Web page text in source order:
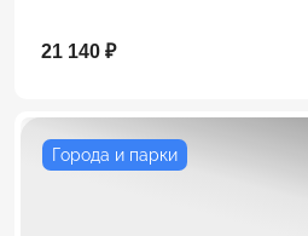
21 140 ₽
Города и парки